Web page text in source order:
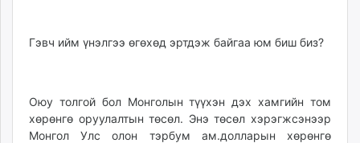
mglradio.com
tumen.mn
shuum.mn
Гэвч ийм үнэлгээ өгөхөд эртдэж байгаа юм биш биз?
Оюу толгой бол Монголын түүхэн дэх хамгийн том
хөрөнгө оруулалтын төсөл. Энэ төсөл хэрэгжсэнээр
Монгол Улс олон тэрбум ам.долларын хөрөнгө